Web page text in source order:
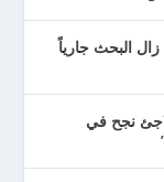
البحث جارياً
نجح في